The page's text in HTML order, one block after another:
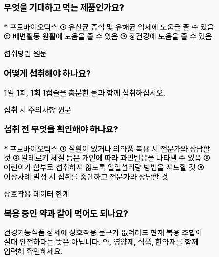
무엇을 기대하고 먹는 제품인가요?
* 프로바이오틱스 ① 유산균 증식 및 유해균 억제에 도움을 줄 수 있음
② 배변활동 원활에 도움을 줄 수 있음 ③ 장건강에 도움을 줄 수 있음
섭취방법 원문
어떻게 섭취해야 하나요?
1일 1회, 1회 1캡슐을 충분한 물과 함께 섭취하십시오.
섭취 시 주의사항 원문
섭취 전 무엇을 확인해야 하나요?
* 프로바이오틱스 ① 질환이 있거나 의약품 복용 시 전문가와 상담할
것 ② 알레르기 체질 등은 개인에 따라 과민반응을 나타낼 수 있음 ③
어린이가 함부로 섭취하지 않도록 일일섭취량 방법을 지도할 것 ④
이상사례 발생 시 섭취를 중단하고 전문가와 상담할 것
상호작용 데이터 한계
복용 중인 약과 같이 먹어도 되나요?
건강기능식품 상세에 상호작용 문구가 없더라도 현재 복용 조합이
절대 안전하다는 뜻은 아닙니다. 약, 영양제, 식품, 한약재를 함께
입력해 확인하세요.